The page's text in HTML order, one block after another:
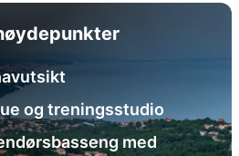
og treningsstudio
med